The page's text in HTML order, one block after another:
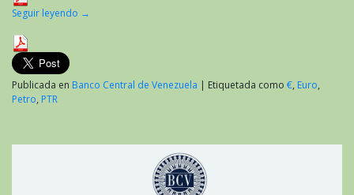
Seguir leyendo →
Publicada en Banco Central de Venezuela | Etiquetada como €, Euro,
Petro, PTR